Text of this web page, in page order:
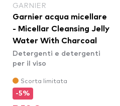
GARNIER
Garnier acqua micellare
- Micellar Cleansing Jelly
Water With Charcoal
Detergenti e detergenti
per il viso
Scorta limitata
-5%